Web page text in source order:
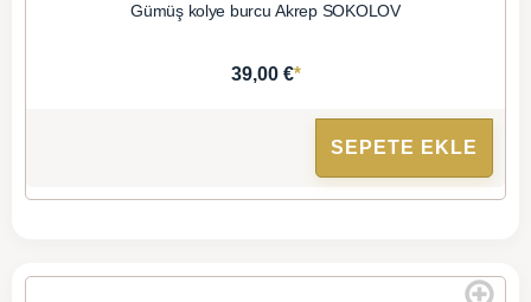
Gümüş kolye burcu Akrep SOKOLOV
39,00 €*
SEPETE EKLE